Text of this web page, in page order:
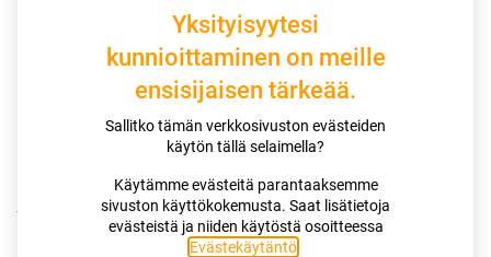
Kauppa
120/80-16 60V DUNLOP ARROWMAX STREETSMART RT
Yksityisyytesi
kunnioittaminen on meille
ensisijaisen tärkeää.
Sallitko tämän verkkosivuston evästeiden
käytön tällä selaimella?
Käytämme evästeitä parantaaksemme
sivuston käyttökokemusta. Saat lisätietoja
evästeistä ja niiden käytöstä osoitteessa
Evästekäytäntö